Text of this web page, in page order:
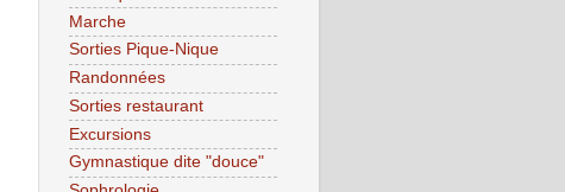
Marche
Sorties Pique-Nique
Randonnées
Sorties restaurant
Excursions
Gymnastique dite "douce"